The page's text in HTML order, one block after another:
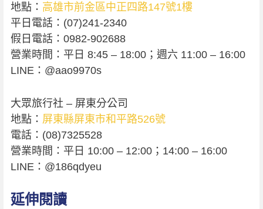
地點： 高雄市前金區中正四路147號1樓
平日電話：(07)241-2340
假日電話：0982-902688
營業時間：平日 8:45 – 18:00；週六 11:00 – 16:00
LINE：@aao9970s
大眾旅行社 – 屏東分公司
地點： 屏東縣屏東市和平路526號
電話：(08)7325528
營業時間：平日 10:00 – 12:00；14:00 – 16:00
LINE：@186qdyeu
延伸閱讀